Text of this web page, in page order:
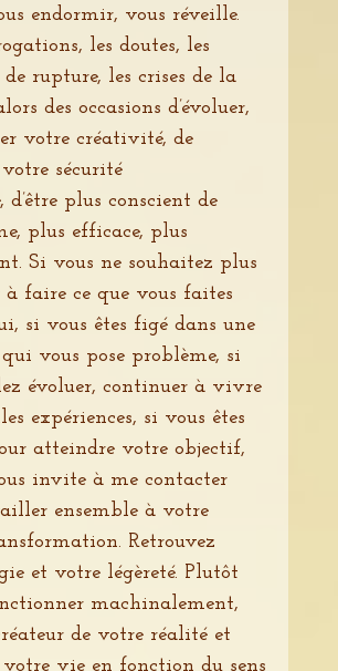
endormir, vous réveille.
les doutes, les
rupture, les crises de la
des occasions d’évoluer,
votre créativité, de
sécurité
d’être plus conscient de
plus efficace, plus
Si vous ne souhaitez plus
faire ce que vous faites
si vous êtes figé dans une
vous pose problème, si
évoluer, continuer à vivre
expériences, si vous êtes
atteindre votre objectif,
invite à me contacter
ensemble à votre
Retrouvez
et votre légèreté. Plutôt
machinalement,
de votre réalité et
votre vie en fonction du sens